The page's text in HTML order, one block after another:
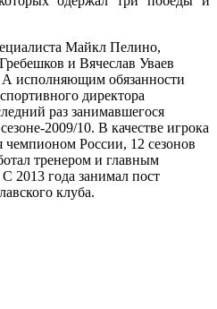
Майкл Пелино,
и Вячеслав Уваев
исполняющим обязанности
директора
раз занимавшегося
2009/10. В качестве игрока
России, 12 сезонов
тренером и главным
2013 года занимал пост
клуба.